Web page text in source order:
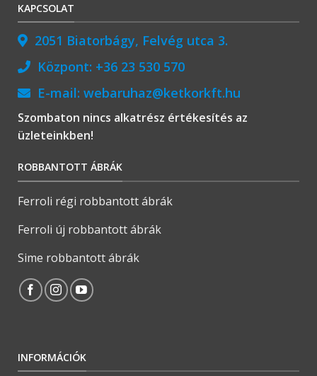
KAPCSOLAT
2051 Biatorbágy, Felvég utca 3.
Központ: +36 23 530 570
E-mail: webaruhaz@ketkorkft.hu
Szombaton nincs alkatrész értékesítés az
üzleteinkben!
ROBBANTOTT ÁBRÁK
Ferroli régi robbantott ábrák
Ferroli új robbantott ábrák
Sime robbantott ábrák
INFORMÁCIÓK